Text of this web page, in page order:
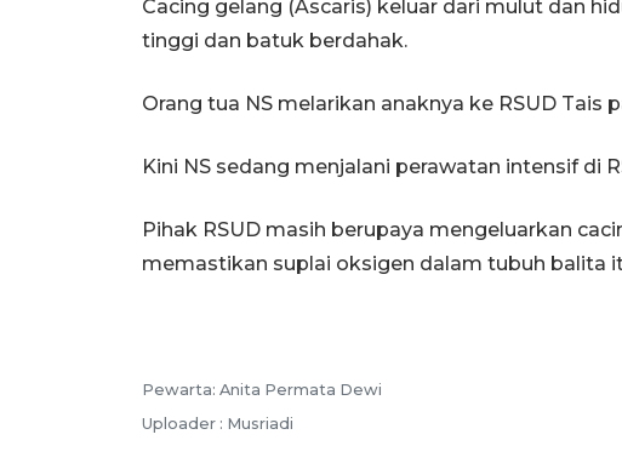
Cacing gelang (Ascaris) keluar dari mulut dan
tinggi dan batuk berdahak.
Orang tua NS melarikan anaknya ke RSUD Tais
Kini NS sedang menjalani perawatan intensif di
Pihak RSUD masih berupaya mengeluarkan
memastikan suplai oksigen dalam tubuh balita
Pewarta: Anita Permata Dewi
Uploader : Musriadi